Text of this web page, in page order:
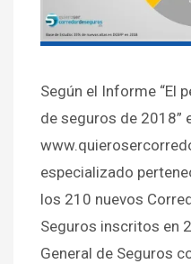
Según el Informe “El
de seguros de 2018”
especializado
los 210 nuevos
Seguros inscritos en
General de Seguros